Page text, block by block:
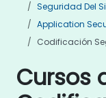
Seguridad Del
Application
Codificación
Cursos